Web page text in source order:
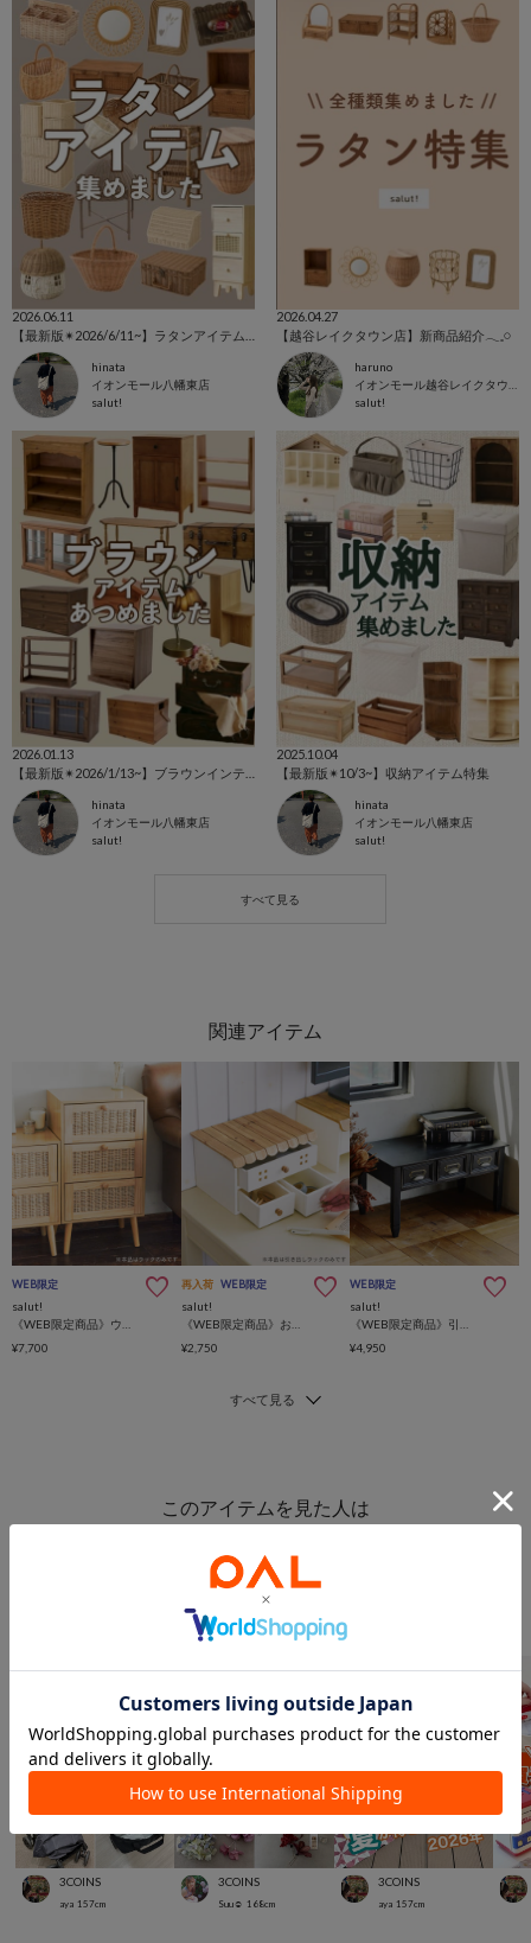
2026.06.11
hinata
イオンモール八幡東店
salut!
2026.04.27
【越谷レイクタウン店】新商品紹介𓂃𓈒𓏸
haruno
salut!
2026.01.13
hinata
イオンモール八幡東店
salut!
2025.10.04
【最新版✴︎10/3~】収納アイテム特集
hinata
イオンモール八幡東店
salut!
WEB限定
salut!
¥7,700
再入荷 WEB限定
salut!
¥2,750
WEB限定
salut!
¥4,950
このアイテムを見た人は
スタッフスナップ
＃キッズアイテム
3COINS
aya 157cm
3COINS
Suu☺︎ 168cm
3COINS
aya 157cm